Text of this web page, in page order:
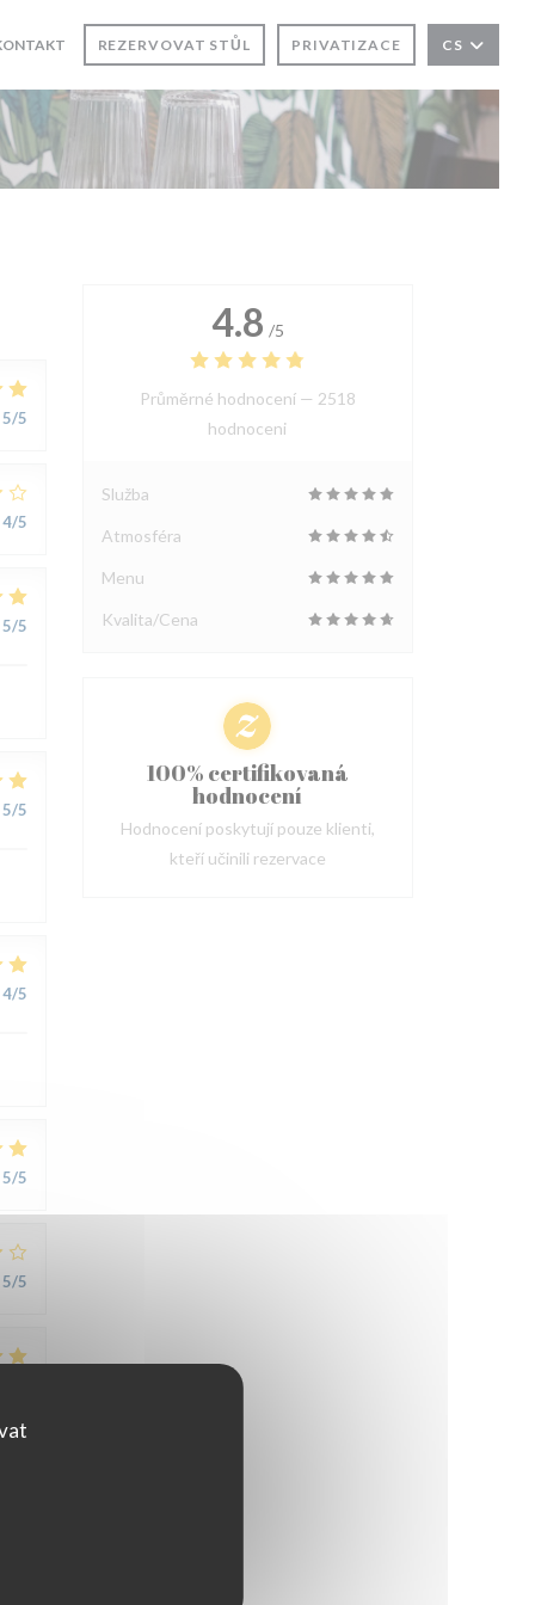
V NOVÉM OKNĚ))REZERVOVAT STŮL PRIVATIZACE CS
5/5
4/5
5/5
5/5
4/5
5/5
5/5
4.8 /5
Průměrné hodnocení — 2518
hodnoceni
Služba
Atmosféra
Menu
Kvalita/Cena
100% certifikovaná
hodnocení
Hodnocení poskytují pouze klienti,
kteří učinili rezervace